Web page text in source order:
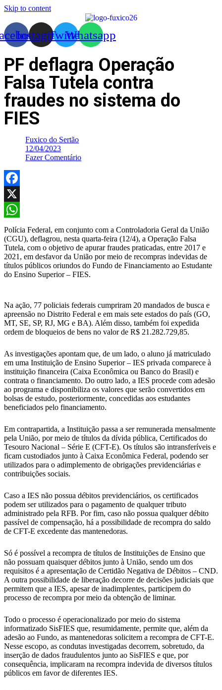
Skip to content
InstagramTwitterWhatsapp
PF deflagra Operação
Falsa Tutela contra
fraudes no sistema do
FIES
Fuxico do Sertão
12/04/2023
Fazer Comentário
Facebook
X
WhatsApp
Polícia Federal, em conjunto com a Controladoria Geral da União
(CGU), deflagrou, nesta quarta-feira (12/4), a Operação Falsa
Tutela, com o objetivo de apurar fraudes praticadas, entre 2017 e
2021, em desfavor da União por meio de recompras indevidas de
títulos públicos oriundos do Fundo de Financiamento ao Estudante
do Ensino Superior – FIES.
Na ação, 77 policiais federais cumpriram 20 mandados de busca e
apreensão no Distrito Federal e em mais sete estados do país (GO,
MT, SE, SP, RJ, MG e BA). Além disso, também foi expedida
ordem de bloqueios de bens no valor de R$ 21.282.729,85.
As investigações apontam que, de um lado, o aluno já matriculado
em uma Instituição de Ensino Superior – IES privada comparece à
instituição financeira (Caixa Econômica ou Banco do Brasil) e
contrata o financiamento. Do outro lado, a IES procede com adesão
ao programa e disponibiliza os valores que serão convertidos em
bolsas de estudo, posteriormente, concedidas aos estudantes
beneficiados pelo financiamento.
Em contrapartida, a Instituição passa a ser remunerada mensalmente
pela União, por meio de títulos da dívida pública, Certificados do
Tesouro Nacional – Série E (CFT-E). Os títulos são intransferíveis e
ficam custodiados junto à Caixa Econômica Federal, podendo ser
utilizados para o adimplemento de obrigações previdenciárias e
contribuições sociais.
Caso a IES não possua débitos previdenciários, os certificados
podem ser utilizados para o pagamento de qualquer tributo
administrado pela RFB. Por fim, caso não possua qualquer débito
passível de compensação, há a possibilidade de recompra do saldo
de CFT-E excedente das mantenedoras.
Só é possível a recompra de títulos de Instituições de Ensino que
não possuam quaisquer débitos junto à União, sendo um dos
requisitos é a apresentação de Certidão Negativa de Débitos – CND.
A outra possibilidade de liberação decorre de decisões judiciais que
permitem que a IES, apesar de inadimplentes, participem do
processo de recompra por meio da obtenção de liminar.
Todo o processo é operacionalizado por meio do sistema
informatizado SisFIES que, resumidamente, permite que, além da
adesão ao Fundo, as mantenedoras solicitem a recompra de CFT-E.
Nesse escopo, as condutas investigadas decorrem, sobretudo, da
inserção de dados fraudulentos junto ao SisFIES e que, por
consequência, implicaram na recompra indevida de diversos títulos
públicos em favor de diferentes IES.